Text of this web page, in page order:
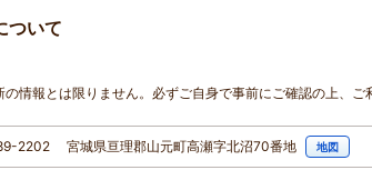
ついて
情報とは限りません。必ずご自身で事前にご確認の上、ご
2202 宮城県亘理郡山元町高瀬字北沼70番地 地図